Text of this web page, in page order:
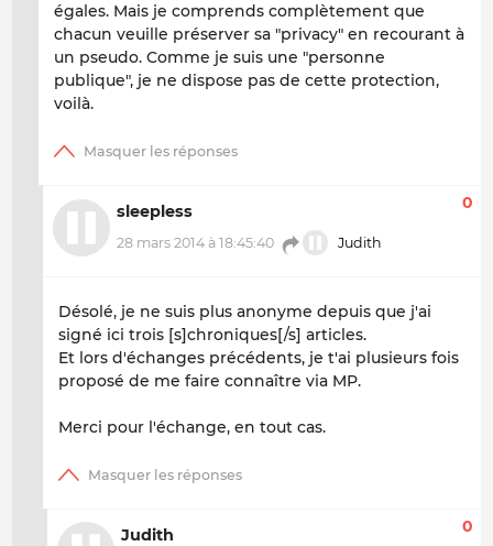
égales. Mais je comprends complètement que
chacun veuille préserver sa "privacy" en recourant à
un pseudo. Comme je suis une "personne
publique", je ne dispose pas de cette protection,
voilà.
sleepless
28 mars 2014 à 18:45:40 Judith
0
Désolé, je ne suis plus anonyme depuis que j'ai
signé ici trois [s]chroniques[/s] articles.
Et lors d'échanges précédents, je t'ai plusieurs fois
proposé de me faire connaître via MP.
Merci pour l'échange, en tout cas.
Judith 0